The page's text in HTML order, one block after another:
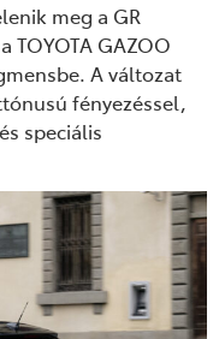
meg a GR
TOYOTA GAZOO
A változat
fényezéssel,
speciális